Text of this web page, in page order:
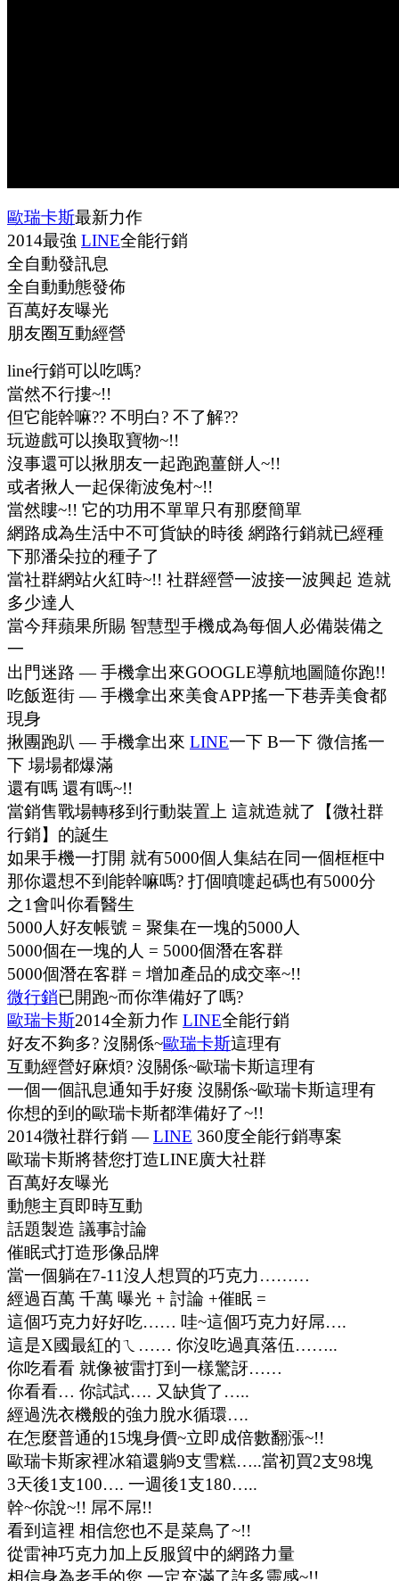
歐瑞卡斯最新力作
2014最強 LINE全能行銷
全自動發訊息
全自動動態發佈
百萬好友曝光
朋友圈互動經營
line行銷可以吃嗎?
當然不行摟~!!
但它能幹嘛?? 不明白? 不了解??
玩遊戲可以換取寶物~!!
沒事還可以揪朋友一起跑跑薑餅人~!!
或者揪人一起保衛波兔村~!!
當然瞜~!! 它的功用不單單只有那麼簡單
網路成為生活中不可貨缺的時後 網路行銷就已經種
下那潘朵拉的種子了
當社群網站火紅時~!! 社群經營一波接一波興起 造就
多少達人
當今拜蘋果所賜 智慧型手機成為每個人必備裝備之
一
出門迷路 — 手機拿出來GOOGLE導航地圖隨你跑!!
吃飯逛街 — 手機拿出來美食APP搖一下巷弄美食都
現身
揪團跑趴 — 手機拿出來 LINE一下 B一下 微信搖一
下 場場都爆滿
還有嗎 還有嗎~!!
當銷售戰場轉移到行動裝置上 這就造就了【微社群
行銷】的誕生
如果手機一打開 就有5000個人集結在同一個框框中
那你還想不到能幹嘛嗎? 打個噴嚏起碼也有5000分
之1會叫你看醫生
5000人好友帳號 = 聚集在一塊的5000人
5000個在一塊的人 = 5000個潛在客群
5000個潛在客群 = 增加產品的成交率~!!
微行銷已開跑~而你準備好了嗎?
歐瑞卡斯2014全新力作 LINE全能行銷
好友不夠多? 沒關係~歐瑞卡斯這理有
互動經營好麻煩? 沒關係~歐瑞卡斯這理有
一個一個訊息通知手好痠 沒關係~歐瑞卡斯這理有
你想的到的歐瑞卡斯都準備好了~!!
2014微社群行銷 —LINE 360度全能行銷專案
歐瑞卡斯將替您打造LINE廣大社群
百萬好友曝光
動態主頁即時互動
話題製造 議事討論
催眠式打造形像品牌
當一個躺在7-11沒人想買的巧克力………
經過百萬 千萬 曝光 + 討論 +催眠 =
這個巧克力好好吃…… 哇~這個巧克力好屌….
這是X國最紅的ㄟ…… 你沒吃過真落伍……..
你吃看看 就像被雷打到一樣驚訝……
你看看… 你試試…. 又缺貨了…..
經過洗衣機般的強力脫水循環….
在怎麼普通的15塊身價~立即成倍數翻漲~!!
歐瑞卡斯家裡冰箱還躺9支雪糕…..當初買2支98塊
3天後1支100…. 一週後1支180…..
幹~你說~!! 屌不屌!!
看到這裡 相信您也不是菜鳥了~!!
從雷神巧克力加上反服貿中的網路力量